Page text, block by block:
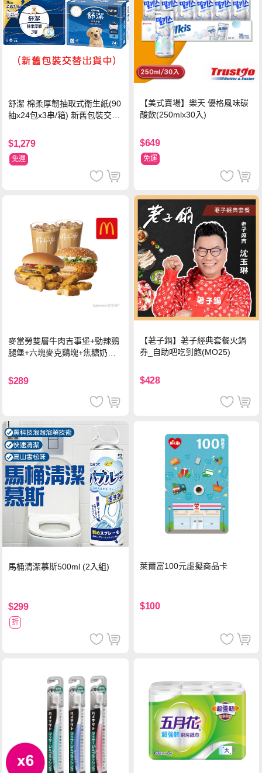
舒潔 棉柔厚韌抽取式衛生紙(90
抽x24包x3串/箱) 新舊包裝交替
$1,279
免運
【美式賣場】樂天 優格風味碳
酸飲(250mlx30入)
$649
免運
麥當勞雙層牛肉吉事堡+勁辣鷄
腿堡+六塊麥克鷄塊+焦糖奶茶
$289
【荖子鍋】荖子經典套餐火鍋
券_自助吧吃到飽(MO25)
$428
馬桶清潔慕斯500ml (2入組)
$299
折
萊爾富100元虛擬商品卡
$100